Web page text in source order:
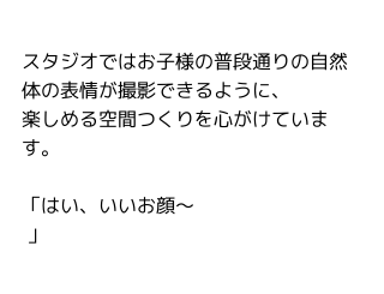
スタジオではお子様の普段通りの自然
体の表情が撮影できるように、
楽しめる空間つくりを心がけていま
す。
「はい、いいお顔～
」